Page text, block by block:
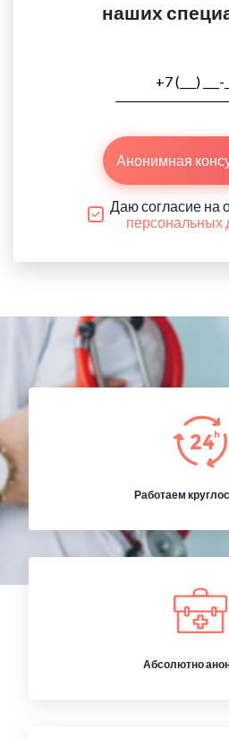
наших
Анонимная
Даю согласие на
персональных
Работаем
Абсолютно